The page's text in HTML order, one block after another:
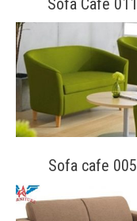
Sofa cafe 005